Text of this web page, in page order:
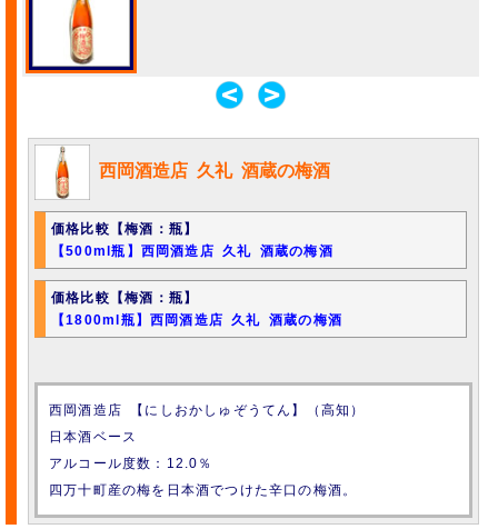
西岡酒造店 久礼 酒蔵の梅酒
価格比較【梅酒：瓶】
【500ml瓶】西岡酒造店 久礼 酒蔵の梅酒
価格比較【梅酒：瓶】
【1800ml瓶】西岡酒造店 久礼 酒蔵の梅酒
西岡酒造店 【にしおかしゅぞうてん】（高知）
日本酒ベース
アルコール度数：12.0％
四万十町産の梅を日本酒でつけた辛口の梅酒。